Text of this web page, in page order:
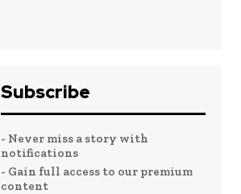
Subscribe
- Never miss a story with
notifications
- Gain full access to our premium
content